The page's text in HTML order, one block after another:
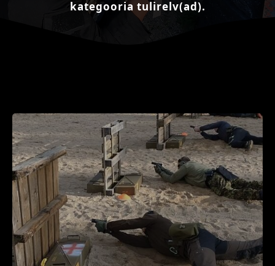
kategooria tulirelv(ad).